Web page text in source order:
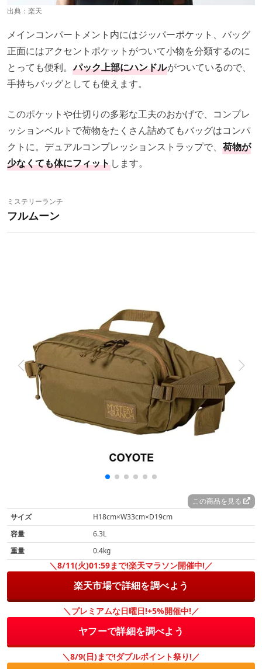
出典： 楽天
メインコンパートメント内にはジッパーポケット、バッグ
正面にはアクセントポケットがついて小物を分類するのに
とっても便利。 パック上部にハンドルがついているので、
手持ちバッグとしても使えます。
このポケットや仕切りの多彩な工夫のおかげで、コンプレ
ッションベルトで荷物をたくさん詰めてもバッグはコンパ
クトに。デュアルコンプレッションストラップで、 荷物が
少なくても体にフィットします。
ミステリーランチ
フルムーン
この商品を見る
サイズ
H18cm×W33cm×D19cm
容量
6.3L
重量
0.4kg
＼8/11(火)01:59まで!楽天マラソン開催中!／
楽天市場で詳細を調べよう
＼プレミアムな日曜日!+5%開催中!／
ヤフーで詳細を調べよう
＼8/9(日)まで!ダブルポイント祭り!／